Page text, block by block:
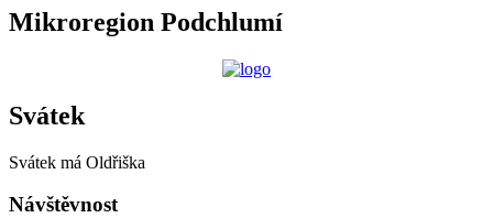
Mikroregion Podchlumí
Svátek
Svátek má Oldřiška
Návštěvnost